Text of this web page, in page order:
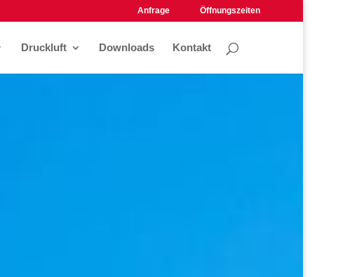
Anfrage Öffnungszeiten
Druckluft Downloads Kontakt